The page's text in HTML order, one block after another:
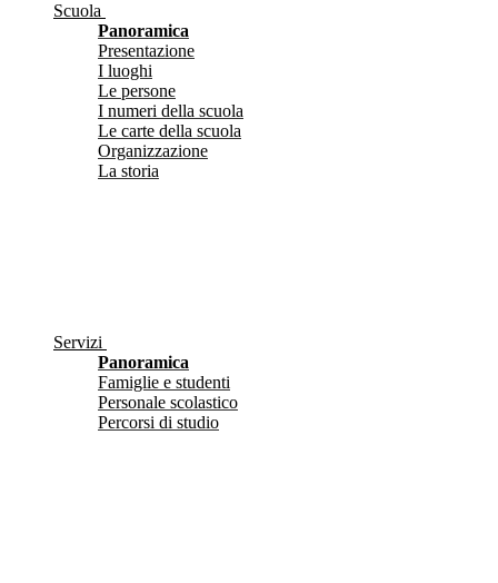
Scuola
Panoramica
Presentazione
I luoghi
Le persone
I numeri della scuola
Le carte della scuola
Organizzazione
La storia
Servizi
Panoramica
Famiglie e studenti
Personale scolastico
Percorsi di studio